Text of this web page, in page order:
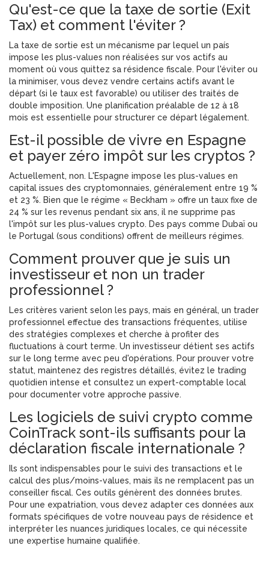
Qu'est-ce que la taxe de sortie (Exit
Tax) et comment l'éviter ?
La taxe de sortie est un mécanisme par lequel un país
impose les plus-values non réalisées sur vos actifs au
moment où vous quittez sa résidence fiscale. Pour l'éviter ou
la minimiser, vous devez vendre certains actifs avant le
départ (si le taux est favorable) ou utiliser des traités de
double imposition. Une planification préalable de 12 à 18
mois est essentielle pour structurer ce départ légalement.
Est-il possible de vivre en Espagne
et payer zéro impôt sur les cryptos ?
Actuellement, non. L'Espagne impose les plus-values en
capital issues des cryptomonnaies, généralement entre 19 %
et 23 %. Bien que le régime « Beckham » offre un taux fixe de
24 % sur les revenus pendant six ans, il ne supprime pas
l'impôt sur les plus-values crypto. Des pays comme Dubaï ou
le Portugal (sous conditions) offrent de meilleurs régimes.
Comment prouver que je suis un
investisseur et non un trader
professionnel ?
Les critères varient selon les pays, mais en général, un trader
professionnel effectue des transactions fréquentes, utilise
des stratégies complexes et cherche à profiter des
fluctuations à court terme. Un investisseur détient ses actifs
sur le long terme avec peu d'opérations. Pour prouver votre
statut, maintenez des registres détaillés, évitez le trading
quotidien intense et consultez un expert-comptable local
pour documenter votre approche passive.
Les logiciels de suivi crypto comme
CoinTrack sont-ils suffisants pour la
déclaration fiscale internationale ?
Ils sont indispensables pour le suivi des transactions et le
calcul des plus/moins-values, mais ils ne remplacent pas un
conseiller fiscal. Ces outils génèrent des données brutes.
Pour une expatriation, vous devez adapter ces données aux
formats spécifiques de votre nouveau pays de résidence et
interpréter les nuances juridiques locales, ce qui nécessite
une expertise humaine qualifiée.